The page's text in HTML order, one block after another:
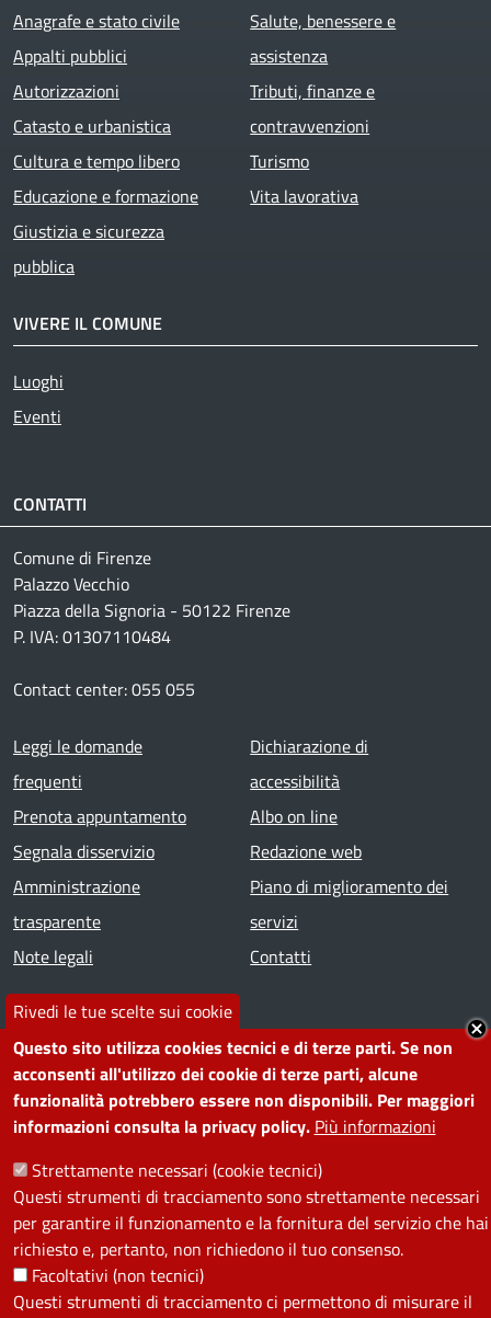
Rivedi le tue scelte sui cookie
Questo sito utilizza cookies tecnici e di terze parti. Se non
acconsenti all'utilizzo dei cookie di terze parti, alcune
funzionalità potrebbero essere non disponibili. Per maggiori
informazioni consulta la privacy policy. Più informazioni
Strettamente necessari (cookie tecnici)
Questi strumenti di tracciamento sono strettamente necessari
per garantire il funzionamento e la fornitura del servizio che hai
richiesto e, pertanto, non richiedono il tuo consenso.
Facoltativi (non tecnici)
Questi strumenti di tracciamento ci permettono di misurare il
Anagrafe e stato civile
Appalti pubblici
Autorizzazioni
Catasto e urbanistica
Cultura e tempo libero
Educazione e formazione
Giustizia e sicurezza
pubblica
Salute, benessere e
assistenza
Tributi, finanze e
contravvenzioni
Turismo
Vita lavorativa
VIVERE IL COMUNE
Luoghi
Eventi
CONTATTI
Comune di Firenze
Palazzo Vecchio
Piazza della Signoria - 50122 Firenze
P. IVA: 01307110484
Contact center: 055 055
Footer menu
Leggi le domande
frequenti
Prenota appuntamento
Segnala disservizio
Amministrazione
trasparente
Note legali
Dichiarazione di
accessibilità
Albo on line
Redazione web
Piano di miglioramento dei
servizi
Contatti
SEGUICI SU
Facebook
Instagram
YouTube
Telegram
WhatsApp
TwitterLinkedin
PRIVACY
Useful links section
La Privacy nel Comune
PRIVACY